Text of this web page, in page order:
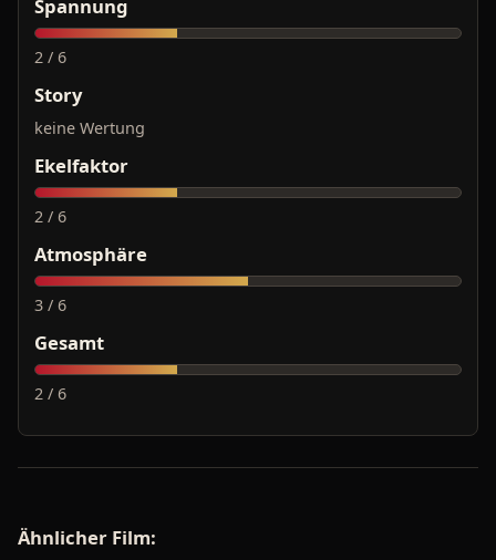
Spannung
2 / 6
Story
keine Wertung
Ekelfaktor
2 / 6
Atmosphäre
3 / 6
Gesamt
2 / 6
Ähnlicher Film: